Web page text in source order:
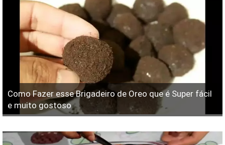
Como Fazer esse Brigadeiro de Oreo que é Super fácil
e muito gostoso